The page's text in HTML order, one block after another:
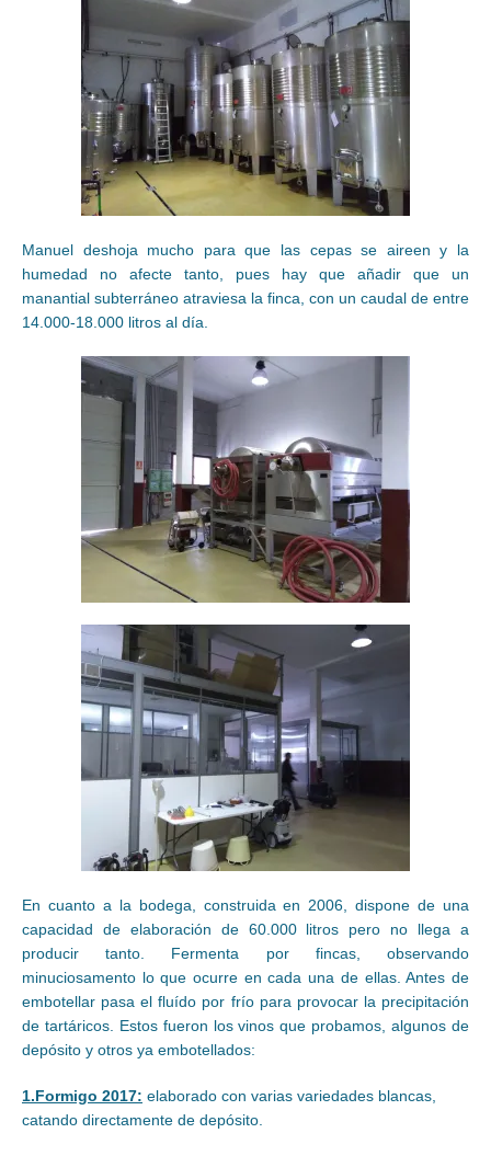
Manuel deshoja mucho para que las cepas se aireen y la
humedad no afecte tanto, pues hay que añadir que un
manantial subterráneo atraviesa la finca, con un caudal de entre
14.000-18.000 litros al día.
En cuanto a la bodega, construida en 2006, dispone de una
capacidad de elaboración de 60.000 litros pero no llega a
producir tanto. Fermenta por fincas, observando
minuciosamento lo que ocurre en cada una de ellas. Antes de
embotellar pasa el fluído por frío para provocar la precipitación
de tartáricos. Estos fueron los vinos que probamos, algunos de
depósito y otros ya embotellados:
1.Formigo 2017: elaborado con varias variedades blancas,
catando directamente de depósito.